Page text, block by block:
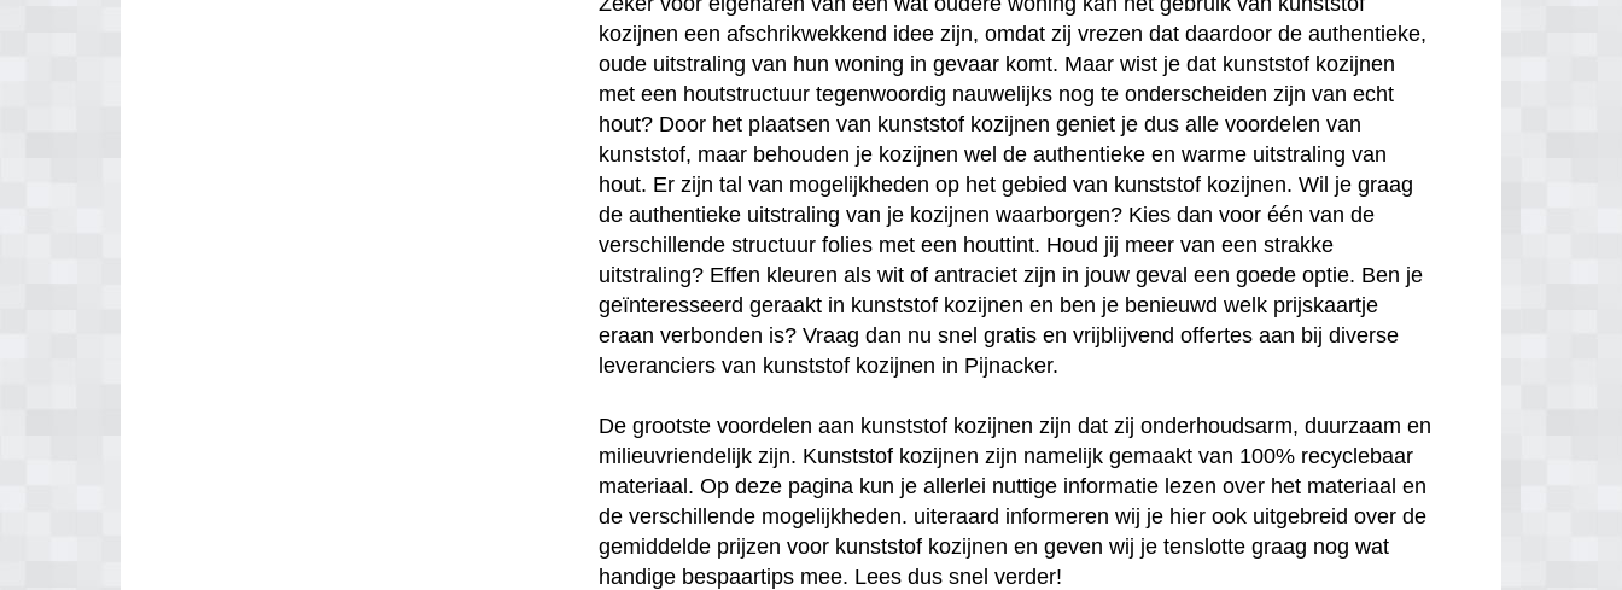
kozijnen een afschrikwekkend idee zijn, omdat zij vrezen dat daardoor de authentieke,
oude uitstraling van hun woning in gevaar komt. Maar wist je dat kunststof kozijnen
met een houtstructuur tegenwoordig nauwelijks nog te onderscheiden zijn van echt
hout? Door het plaatsen van kunststof kozijnen geniet je dus alle voordelen van
kunststof, maar behouden je kozijnen wel de authentieke en warme uitstraling van
hout. Er zijn tal van mogelijkheden op het gebied van kunststof kozijnen. Wil je graag
de authentieke uitstraling van je kozijnen waarborgen? Kies dan voor één van de
verschillende structuur folies met een houttint. Houd jij meer van een strakke
uitstraling? Effen kleuren als wit of antraciet zijn in jouw geval een goede optie. Ben je
geïnteresseerd geraakt in kunststof kozijnen en ben je benieuwd welk prijskaartje
eraan verbonden is? Vraag dan nu snel gratis en vrijblijvend offertes aan bij diverse
leveranciers van kunststof kozijnen in Pijnacker.
De grootste voordelen aan kunststof kozijnen zijn dat zij onderhoudsarm, duurzaam en
milieuvriendelijk zijn. Kunststof kozijnen zijn namelijk gemaakt van 100% recyclebaar
materiaal. Op deze pagina kun je allerlei nuttige informatie lezen over het materiaal en
de verschillende mogelijkheden. uiteraard informeren wij je hier ook uitgebreid over de
gemiddelde prijzen voor kunststof kozijnen en geven wij je tenslotte graag nog wat
handige bespaartips mee. Lees dus snel verder!